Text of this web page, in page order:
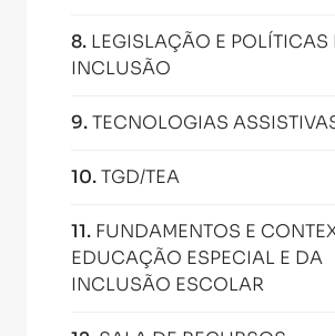
8. LEGISLAÇÃO E POLÍTICAS
INCLUSÃO
9.TECNOLOGIAS
10.TGD/TEA
11. FUNDAMENTOS E
EDUCAÇÃO ESPECIAL E DA
INCLUSÃO ESCOLAR